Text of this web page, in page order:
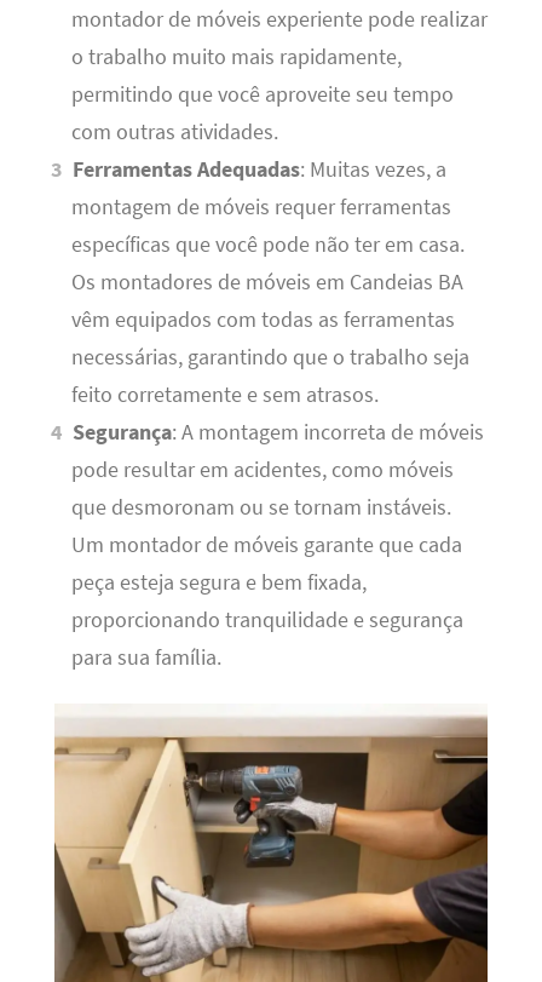
montador de móveis experiente pode realizar
o trabalho muito mais rapidamente,
permitindo que você aproveite seu tempo
com outras atividades.
Ferramentas Adequadas: Muitas vezes, a
montagem de móveis requer ferramentas
específicas que você pode não ter em casa.
Os montadores de móveis em Candeias BA
vêm equipados com todas as ferramentas
necessárias, garantindo que o trabalho seja
feito corretamente e sem atrasos.
Segurança: A montagem incorreta de móveis
pode resultar em acidentes, como móveis
que desmoronam ou se tornam instáveis.
Um montador de móveis garante que cada
peça esteja segura e bem fixada,
proporcionando tranquilidade e segurança
para sua família.